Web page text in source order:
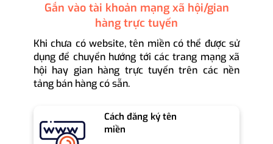
Gắn vào tài khoản mạng xã hội/gian
hàng trực tuyến
Khi chưa có website, tên miền có thể được sử
dụng để chuyển hướng tới các trang mạng xã
hội hay gian hàng trực tuyến trên các nền
tảng bán hàng có sẵn.
Cách đăng ký tên
miền